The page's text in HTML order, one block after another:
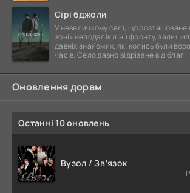
Сірі бджоли
У невеличкому селі, що розташоване в
зоні» неподалік лінії фронту,
давніх знайомих, які колись були
часів. Село давно відрізане від благ
Оновлення дорам
Останні 10 оновлень
Вузол / Звʼязок